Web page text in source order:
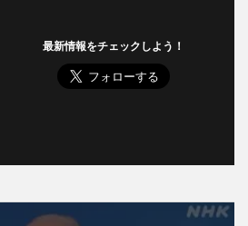
最新情報をチェックしよう！